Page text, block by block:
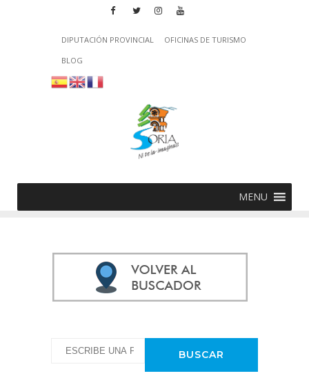
DIPUTACIÓN PROVINCIAL
OFICINAS DE TURISMO
BLOG
MENU